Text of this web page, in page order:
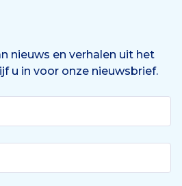
nieuws en verhalen uit het
u in voor onze nieuwsbrief.